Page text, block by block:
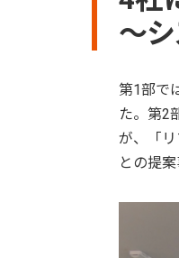
～
第1部で
た。第2
が、「
との提